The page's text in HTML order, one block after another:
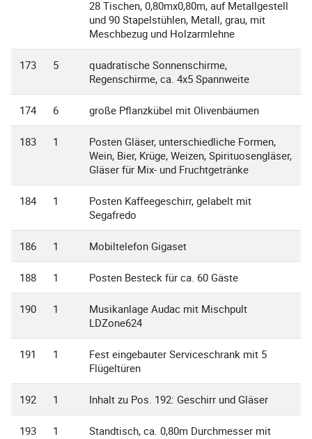
28 Tischen, 0,80mx0,80m, auf Metallgestell
und 90 Stapelstühlen, Metall, grau, mit
Meschbezug und Holzarmlehne
173 5
quadratische Sonnenschirme,
Regenschirme, ca. 4x5 Spannweite
174 6 große Pflanzkübel mit Olivenbäumen
183 1
Posten Gläser, unterschiedliche Formen,
Wein, Bier, Krüge, Weizen, Spirituosengläser,
Gläser für Mix- und Fruchtgetränke
184 1
Posten Kaffeegeschirr, gelabelt mit
Segafredo
186 1 Mobiltelefon Gigaset
188 1 Posten Besteck für ca. 60 Gäste
190 1
Musikanlage Audac mit Mischpult
LDZone624
191 1
Fest eingebauter Serviceschrank mit 5
Flügeltüren
192 1 Inhalt zu Pos. 192: Geschirr und Gläser
193 1
Standtisch, ca. 0,80m Durchmesser mit